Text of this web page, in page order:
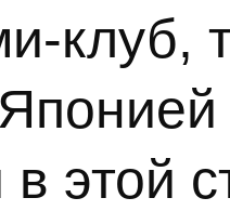
клуб,
этой